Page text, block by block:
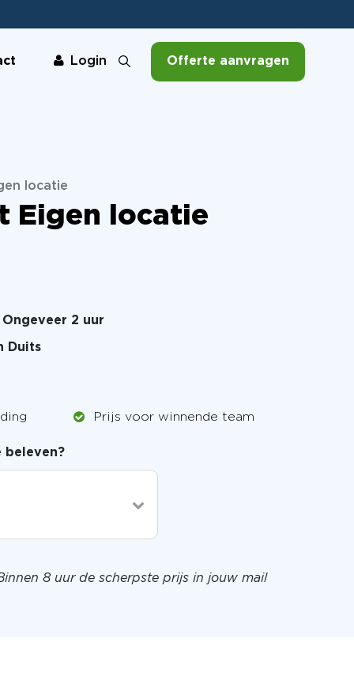
Login Offerte aanvragen
locatie
Eigen locatie
Ongeveer 2 uur
Duits
Prijs voor winnende team
beleven?
8 uur de scherpste prijs in jouw mail